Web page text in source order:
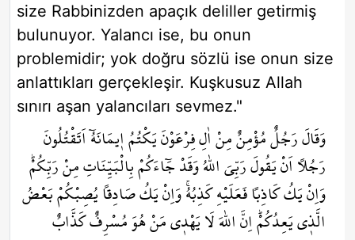
size Rabbinizden apaçık deliller getirmiş
bulunuyor. Yalancı ise, bu onun
problemidir; yok doğru sözlü ise onun size
anlattıkları gerçekleşir. Kuşkusuz Allah
sınırı aşan yalancıları sevmez."
وَقَالَ رَجُلٌ مُؤْمِنٌۗ مِنْ اٰلِ فِرْعَوْنَ يَكْتُمُ ا۪يمَانَهُٓ اَتَقْتُلُونَ
رَجُلاً اَنْ يَقُولَ رَبِّيَ اللّٰهُ وَقَدْ جَٓاءَكُمْ بِالْبَيِّنَاتِ مِنْ رَبِّكُمْۜ
وَاِنْ يَكُ كَاذِباً فَعَلَيْهِ كَذِبُهُۚ وَاِنْ يَكُ صَادِقاً يُصِبْكُمْ بَعْضُ
الَّذ۪ي يَعِدُكُمْۜ اِنَّ اللّٰهَ لَا يَهْد۪ي مَنْ هُوَ مُسْرِفٌ كَذَّابٌ